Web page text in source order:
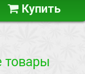
Купить
товары